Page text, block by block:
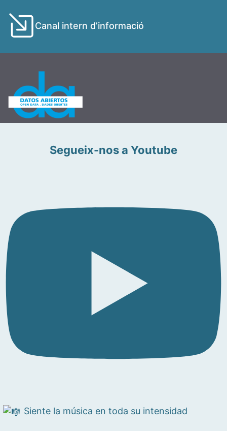
Canal intern d’informació
Segueix-nos a Youtube
Siente la música en toda su intensidad